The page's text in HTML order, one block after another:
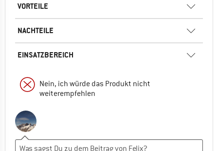
VORTEILE
NACHTEILE
EINSATZBEREICH
Nein, ich würde das Produkt nicht
weiterempfehlen